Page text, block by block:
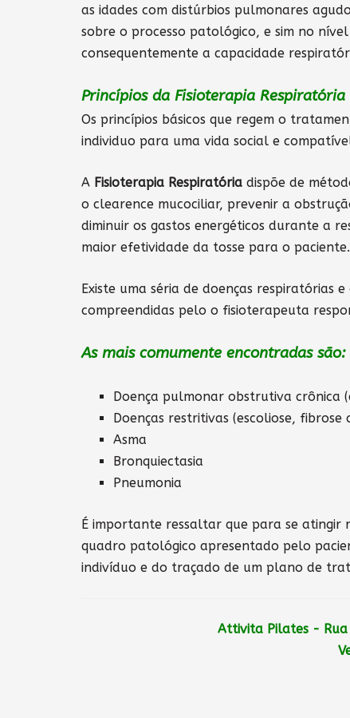
as idades com distúrbios pulmonares
sobre o processo patológico, e sim no
consequentemente a capacidade
Princípios da Fisioterapia Respiratória
Os princípios básicos que regem o
individuo para uma vida social e
A Fisioterapia Respiratória dispõe de
o clearence mucociliar, prevenir a
diminuir os gastos energéticos durante a
maior efetividade da tosse para o paciente.
Existe uma séria de doenças respiratórias
compreendidas pelo o fisioterapeuta
As mais comumente encontradas são:
Doença pulmonar obstrutiva crônica
Doenças restritivas (escoliose, fibrose
Asma
Bronquiectasia
Pneumonia
É importante ressaltar que para se
quadro patológico apresentado pelo
indivíduo e do traçado de um plano de
Attivita Pilates - Rua